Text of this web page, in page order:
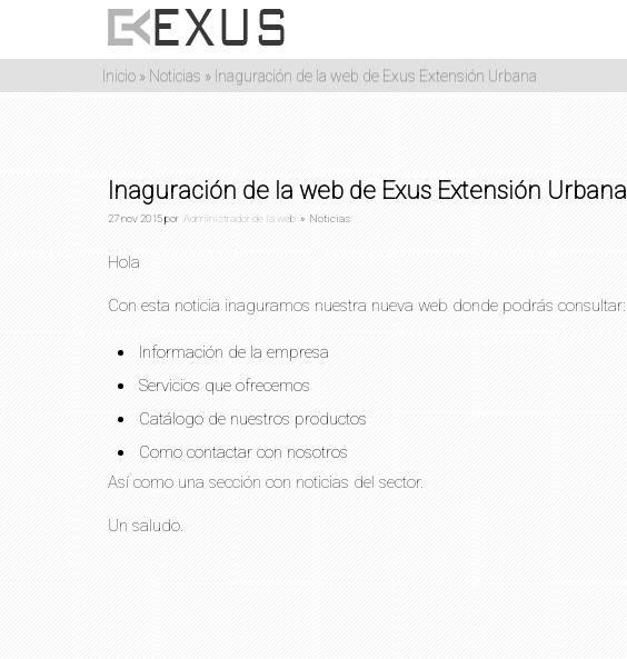
Inicio » Noticias » Inaguración de la web de Exus Extensión Urbana
Inaguración de la web de Exus Extensión Urbana
27nov2015por Administrador de la web » Noticias
Hola
Con esta noticia inaguramos nuestra nueva web donde podrás consultar:
Información de la empresa
Servicios que ofrecemos
Catálogo de nuestros productos
Como contactar con nosotros
Así como una sección con noticias del sector.
Un saludo.